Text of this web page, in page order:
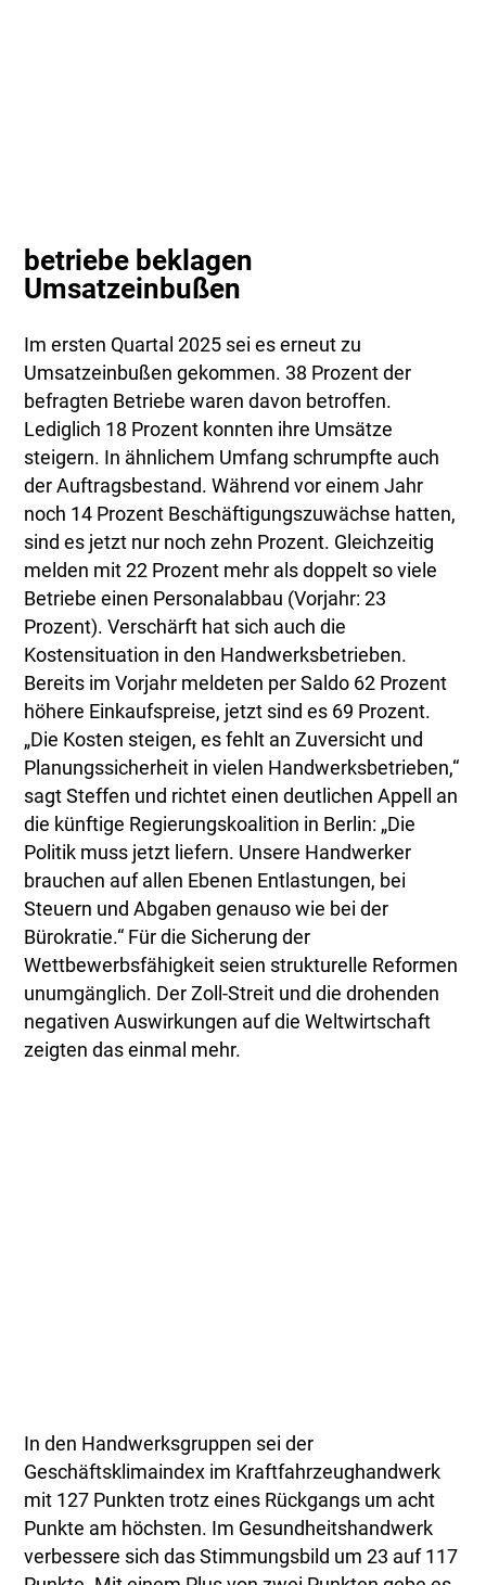
betriebe beklagen
Umsatzeinbußen
Im ersten Quartal 2025 sei es erneut zu
Umsatzeinbußen gekommen. 38 Prozent der
befragten Betriebe waren davon betroffen.
Lediglich 18 Prozent konnten ihre Umsätze
steigern. In ähnlichem Umfang schrumpfte auch
der Auftragsbestand. Während vor einem Jahr
noch 14 Prozent Beschäftigungszuwächse hatten,
sind es jetzt nur noch zehn Prozent. Gleichzeitig
melden mit 22 Prozent mehr als doppelt so viele
Betriebe einen Personalabbau (Vorjahr: 23
Prozent). Verschärft hat sich auch die
Kostensituation in den Handwerksbetrieben.
Bereits im Vorjahr meldeten per Saldo 62 Prozent
höhere Einkaufspreise, jetzt sind es 69 Prozent.
„Die Kosten steigen, es fehlt an Zuversicht und
Planungssicherheit in vielen Handwerksbetrieben,“
sagt Steffen und richtet einen deutlichen Appell an
die künftige Regierungskoalition in Berlin: „Die
Politik muss jetzt liefern. Unsere Handwerker
brauchen auf allen Ebenen Entlastungen, bei
Steuern und Abgaben genauso wie bei der
Bürokratie.“ Für die Sicherung der
Wettbewerbsfähigkeit seien strukturelle Reformen
unumgänglich. Der Zoll-Streit und die drohenden
negativen Auswirkungen auf die Weltwirtschaft
zeigten das einmal mehr.
In den Handwerksgruppen sei der
Geschäftsklimaindex im Kraftfahrzeughandwerk
mit 127 Punkten trotz eines Rückgangs um acht
Punkte am höchsten. Im Gesundheitshandwerk
verbessere sich das Stimmungsbild um 23 auf 117